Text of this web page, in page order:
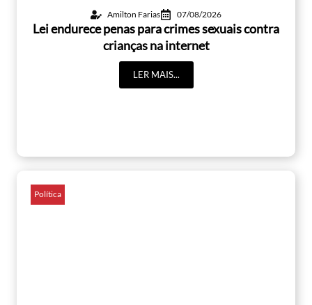
Amilton Farias 07/08/2026
Lei endurece penas para crimes sexuais contra
crianças na internet
LER MAIS...
Política